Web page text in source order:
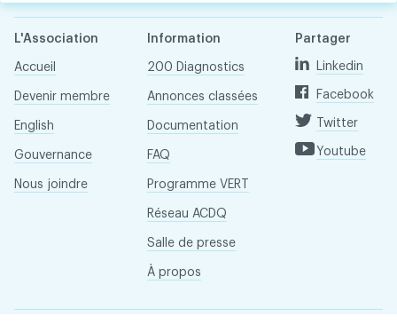
L'Association
Accueil
Devenir membre
English
Gouvernance
Nous joindre
Information
200 Diagnostics
Annonces classées
Documentation
FAQ
Programme VERT
Réseau ACDQ
Salle de presse
À propos
Partager
Linkedin
Facebook
Twitter
Youtube